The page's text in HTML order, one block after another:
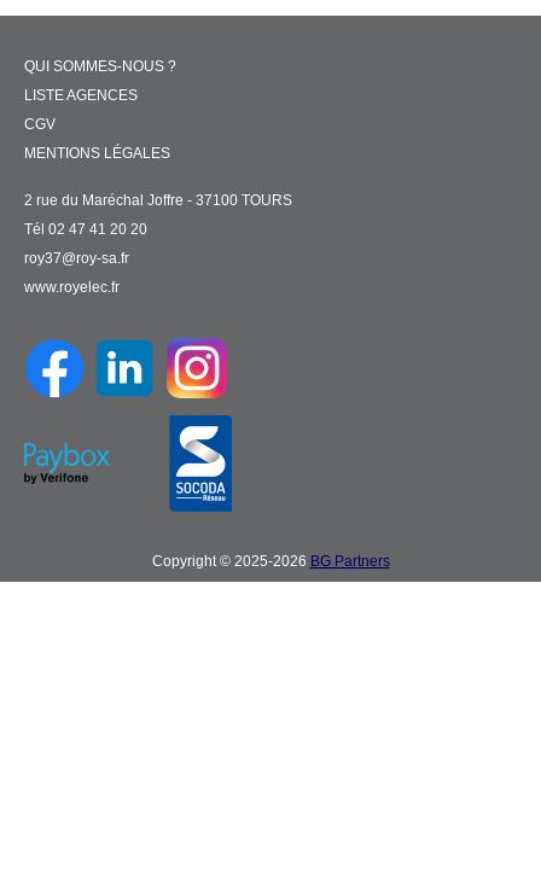
QUI SOMMES-NOUS ?
LISTE AGENCES
CGV
MENTIONS LÉGALES
2 rue du Maréchal Joffre - 37100 TOURS
Tél 02 47 41 20 20
roy37@roy-sa.fr
www.royelec.fr
Copyright © 2025-2026 BG Partners